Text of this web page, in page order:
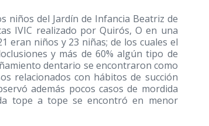
niños del Jardín de Infancia Beatriz de
IVIC realizado por Quirós, O en una
eran niños y 23 niñas; de los cuales el
y más de 60% algún tipo de
dentario se encontraron como
relacionados con hábitos de succión
además pocos casos de mordida
tope a tope se encontró en menor